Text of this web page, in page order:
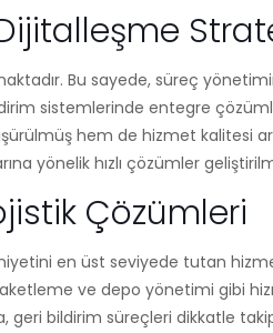
Bu sayede, süreç
sistemlerinde entegre
hem de hizmet kalitesi
yönelik hızlı çözümler
Çözümleri
en üst seviyede tutan
ve depo yönetimi gibi
bildirim süreçleri dikkatle